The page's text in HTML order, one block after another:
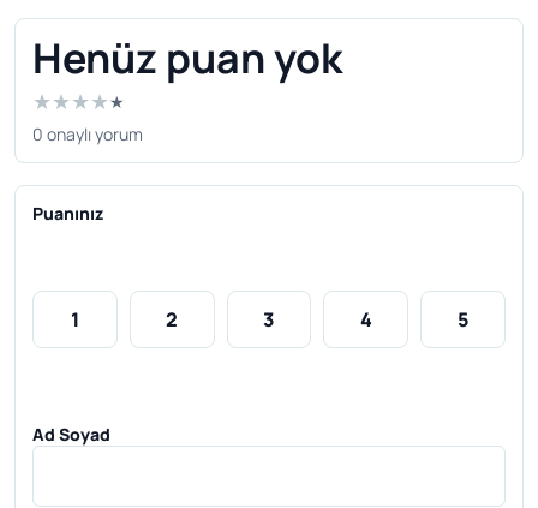
Henüz puan yok
★★★★★
0 onaylı yorum
Puanınız
1 2 3 4 5
Ad Soyad